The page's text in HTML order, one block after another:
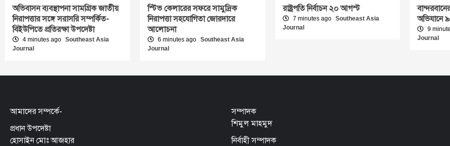
অভিবাসন ব্যবস্থাপনা সামগ্রিক জাতীয়
নিরাপত্তার সঙ্গে সরাসরি সম্পর্কিত-
বিইউপিতে প্রতিরক্ষা উপদেষ্টা
4 minutes ago Southeast Asia
Journal
স্টিভ কেলারের সফরে সামুদ্রিক
নিরাপত্তা সহযোগিতা জোরদারে
আলোচনা
6 minutes ago Southeast Asia
Journal
রাষ্ট্রপতি নির্বাচন ২০ আগস্ট
7 minutes ago Southeast Asia
Journal
অভিযানে
9
Journal
আমাদের সম্পর্কে-
প্রধান উপদেষ্টা
হোসাইন মোঃ আজহার
সম্পাদক
শিমুল মাহমুদ
নির্বাহী সম্পাদক